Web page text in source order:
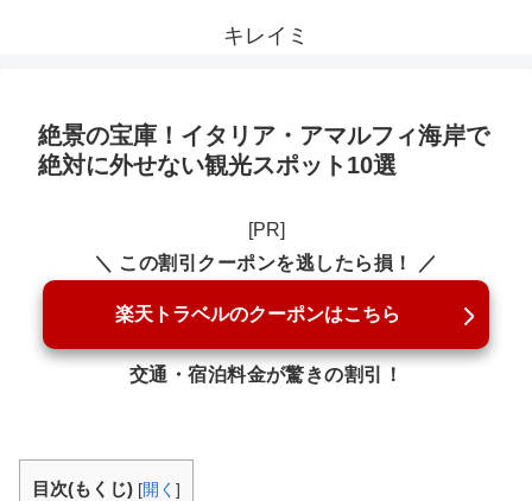
キレイミ
絶景の宝庫！イタリア・アマルフィ海岸で
絶対に外せない観光スポット10選
[PR]
＼ この割引クーポンを逃したら損！ ／
楽天トラベルのクーポンはこちら
交通・宿泊料金が驚きの割引！
目次(もくじ) [開く ]